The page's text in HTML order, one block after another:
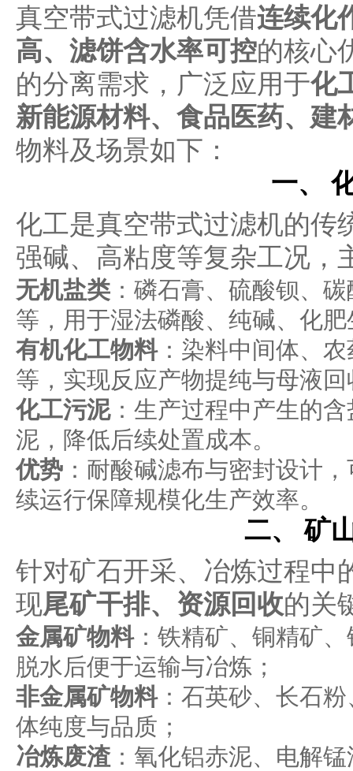
真空带式过滤机凭借连续化
高、滤饼含水率可控的核心
的分离需求，广泛应用于化
新能源材料、食品医药、建
物料及场景如下：
一、
化工是真空带式过滤机的传
强碱、高粘度等复杂工况，
无机盐类 ：磷石膏、硫酸钡、
等，用于湿法磷酸、纯碱、化
有机化工物料：染料中间体、
等，实现反应产物提纯与母液回
化工污泥：生产过程中产生的
泥，降低后续处置成本。
优势 ：耐酸碱滤布与密封设计
续运行保障规模化生产效率。
二、 矿
针对矿石开采、冶炼过程中
现尾矿干排、资源回收的关
金属矿物料：铁精矿、铜精矿
脱水后便于运输与冶炼；
非金属矿物料：石英砂、长石
体纯度与品质；
冶炼废渣：氧化铝赤泥、电解